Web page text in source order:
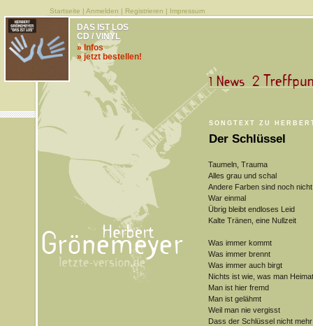
Startseite | Anmelden | Registrieren | Impressum
SONGTEXT ZU
Der Schlüssel
DAS IST LOS
CD / VINYL
» Infos
» jetzt bestellen!
Taumeln, Trauma
Alles grau und schal
Andere Farben sind noch
War einmal
Übrig bleibt endloses Leid
Kalte Tränen, eine Nullzeit
Was immer kommt
Was immer brennt
Was immer auch birgt
Nichts ist wie, was man
Man ist hier fremd
Man ist gelähmt
Weil man nie vergisst
Dass der Schlüssel nicht